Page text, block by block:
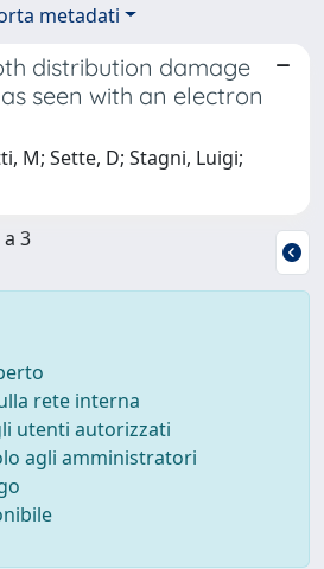
metadati
distribution damage
seen with an electron
M; Sette, D; Stagni, Luigi;
3
rete interna
utenti autorizzati
agli amministratori